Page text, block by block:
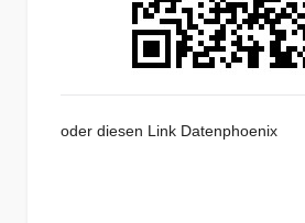
oder diesen Link Datenphoenix